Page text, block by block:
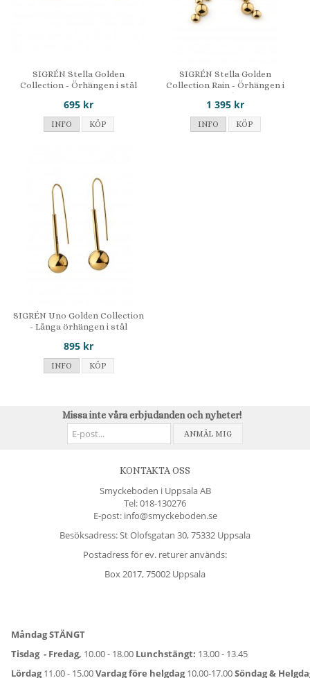
SIGRÉN Stella Golden
Collection - Örhängen i stål
695 kr
INFO KÖP
SIGRÉN Stella Golden
Collection Rain - Örhängen i
stål
1 395 kr
INFO KÖP
SIGRÉN Uno Golden Collection
- Långa örhängen i stål
895 kr
INFO KÖP
Missa inte våra erbjudanden och nyheter!
ANMÄL MIG
KONTAKTA OSS
Smyckeboden i Uppsala AB
Tel:018-130276
E-post: info@smyckeboden.se
Besöksadress: St Olofsgatan 30, 75332 Uppsala
Postadress för ev. returer används:
Box 2017, 75002 Uppsala
Måndag STÄNGT
Tisdag - Fredag, 10.00 - 18.00 Lunchstängt: 13.00 - 13.45
Lördag11.00 - 15.00Vardag före helgdag10.00-17.00Söndag &